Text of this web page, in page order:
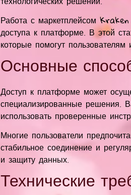
Работа с маркетплейсом
доступа к платформе. В этой
которые помогут
Основные
Доступ к платформе может
специализированные решения.
использовать проверенные
Многие пользователи
стабильное соединение и
и защиту данных.
Технические